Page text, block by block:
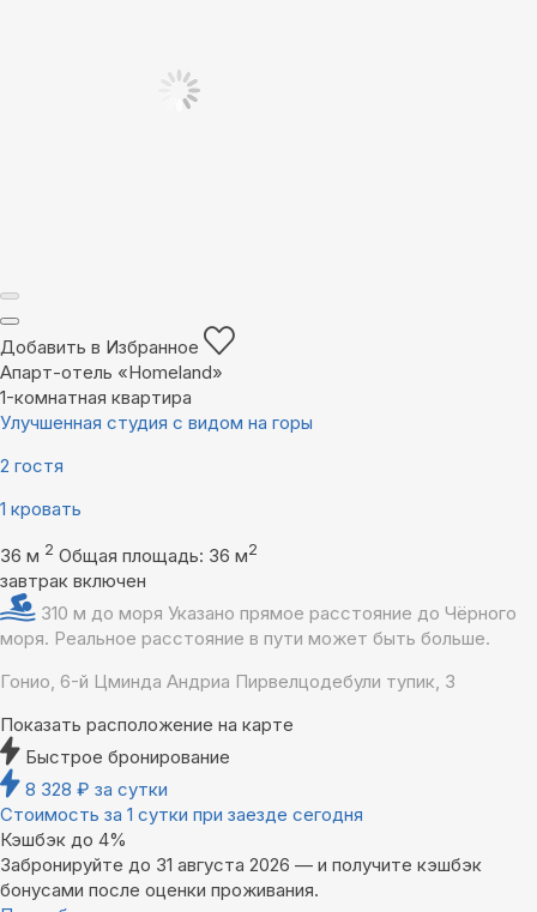
Добавить в Избранное
Апарт-отель «Homeland»
1-комнатная квартира
Улучшенная студия с видом на горы
2 гостя
1 кровать
36 м 2 Общая площадь: 36 м2
завтрак включен
310 м до моря Указано прямое расстояние до Чёрного
моря. Реальное расстояние в пути может быть больше.
Гонио, 6-й Цминда Андриа Пирвелцодебули тупик, 3
Показать расположение на карте
Быстрое бронирование
8 328 ₽ за сутки
Стоимость за 1 сутки при заезде сегодня
Кэшбэк до 4%
Забронируйте до 31 августа 2026 — и получите кэшбэк
бонусами после оценки проживания.